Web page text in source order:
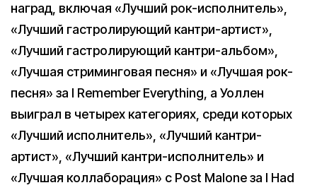
наград, включая «Лучший рок-исполнитель»,
«Лучший гастролирующий кантри-артист»,
«Лучший гастролирующий кантри-альбом»,
«Лучшая стриминговая песня» и «Лучшая рок-
песня» за I Remember Everything, а Уоллен
выиграл в четырех категориях, среди которых
«Лучший исполнитель», «Лучший кантри-
артист», «Лучший кантри-исполнитель» и
«Лучшая коллаборация» с Post Malone за I Had